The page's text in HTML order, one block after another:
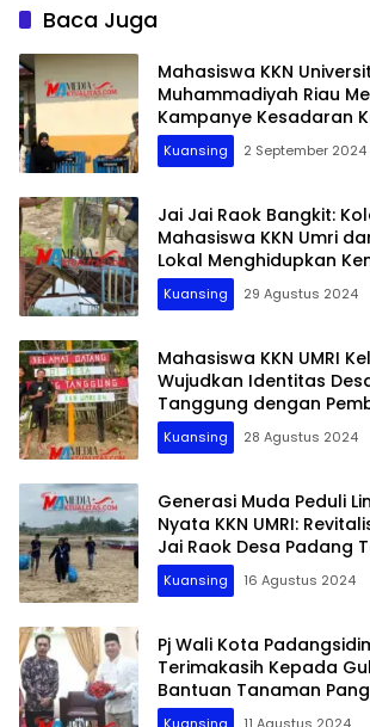
Baca Juga
Mahasiswa KKN
Muhammadiyah Riau
Kampanye Kesadaran
Lingkungan di Desa
Desa Bersih, Sehat
Kuansing 2 September 2024
Jai Jai Raok Bangkit:
Mahasiswa KKN Umri
Lokal Menghidupkan
Pantai Jai Jai Raok
Kuansing 29 Agustus 2024
Mahasiswa KKN UMRI
Wujudkan Identitas
Tanggung dengan
Desa Padang Tanggung
Kuansing 28 Agustus 2024
Generasi Muda Peduli
Nyata KKN UMRI:
Jai Raok Desa Padang
Kuansing 16 Agustus 2024
Pj Wali Kota
Terimakasih Kepada
Bantuan Tanaman
Kuansing 11 Agustus 2024